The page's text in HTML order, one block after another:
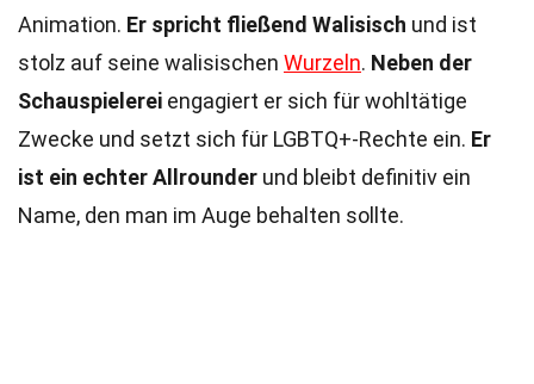
Animation. Er spricht fließend Walisisch und ist
stolz auf seine walisischen Wurzeln. Neben der
Schauspielerei engagiert er sich für wohltätige
Zwecke und setzt sich für LGBTQ+-Rechte ein. Er
ist ein echter Allrounder und bleibt definitiv ein
Name, den man im Auge behalten sollte.